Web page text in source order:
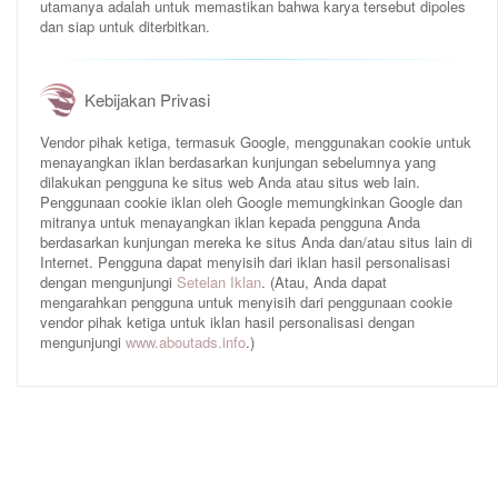
utamanya adalah untuk memastikan bahwa karya tersebut dipoles
dan siap untuk diterbitkan.
Kebijakan Privasi
Vendor pihak ketiga, termasuk Google, menggunakan cookie untuk
menayangkan iklan berdasarkan kunjungan sebelumnya yang
dilakukan pengguna ke situs web Anda atau situs web lain.
Penggunaan cookie iklan oleh Google memungkinkan Google dan
mitranya untuk menayangkan iklan kepada pengguna Anda
berdasarkan kunjungan mereka ke situs Anda dan/atau situs lain di
Internet. Pengguna dapat menyisih dari iklan hasil personalisasi
dengan mengunjungi Setelan Iklan. (Atau, Anda dapat
mengarahkan pengguna untuk menyisih dari penggunaan cookie
vendor pihak ketiga untuk iklan hasil personalisasi dengan
mengunjungi www.aboutads.info.)